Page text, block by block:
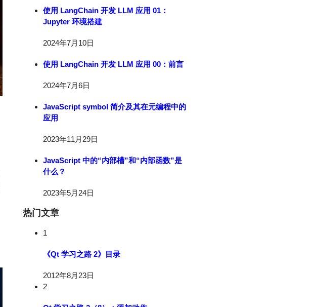
使用 LangChain 开发 LLM 应用 01：
Jupyter 环境搭建
2024年7月10日
使用 LangChain 开发 LLM 应用 00：前言
2024年7月6日
JavaScript symbol 简介及其在元编程中的
应用
2023年11月29日
JavaScript 中的“内部槽”和“内部函数”是
什么？
2023年5月24日
热门文章
1
《Qt 学习之路 2》目录
2012年8月23日
2